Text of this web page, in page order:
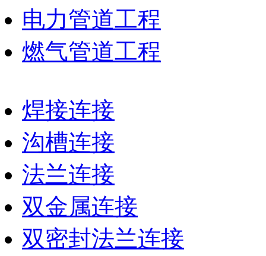
电力管道工程
燃气管道工程
焊接连接
沟槽连接
法兰连接
双金属连接
双密封法兰连接